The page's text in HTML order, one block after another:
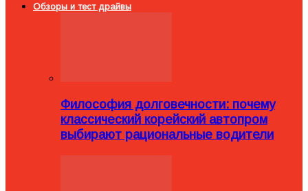
Обзоры и тест драйвы
Философия долговечности: почему
классический корейский автопром
выбирают рациональные водители